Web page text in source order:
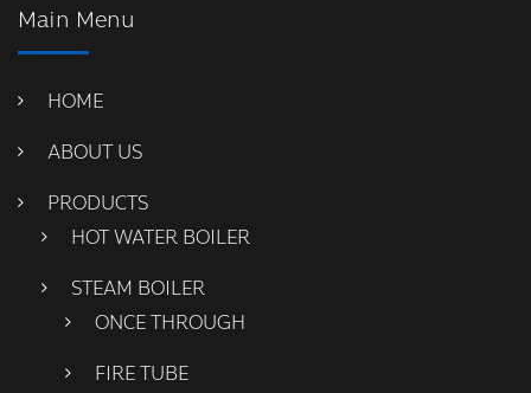
Main Menu
HOME
ABOUT US
PRODUCTS
HOT WATER BOILER
STEAM BOILER
ONCE THROUGH
FIRE TUBE